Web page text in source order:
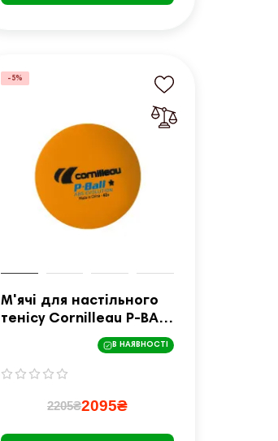
-5%
М'ячі для настільного
тенісу Cornilleau P-BALL
ABS EVOLUTION 1* 72
шт, помаранчеві
В НАЯВНОСТІ
2205₴2095₴